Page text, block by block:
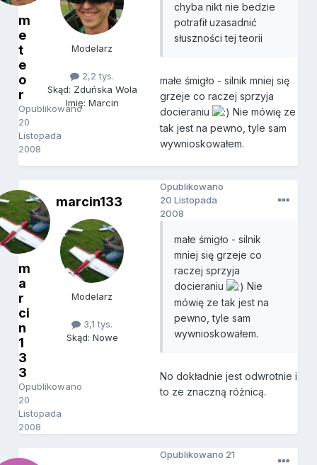
m
e
t
e
o
r
Opublikowano
20
Listopada
2008
Modelarz
2,2 tys.
Skąd: Zduńska Wola
Imię: Marcin
chyba nikt nie bedzie
potrafił uzasadnić
słuszności tej teorii
małe śmigło - silnik mniej się
grzeje co raczej sprzyja
docieraniu
Nie mówię ze
tak jest na pewno, tyle sam
wywnioskowałem.
m
a
r
ci
n
1
3
3
Opublikowano
20
Listopada
2008
marcin133
Modelarz
3,1 tys.
Skąd: Nowe
Opublikowano
20 Listopada
2008
małe śmigło - silnik
mniej się grzeje co
raczej sprzyja
docieraniu
Nie
mówię ze tak jest na
pewno, tyle sam
wywnioskowałem.
No dokładnie jest odwrotnie i
to ze znaczną różnicą.
Opublikowano 21